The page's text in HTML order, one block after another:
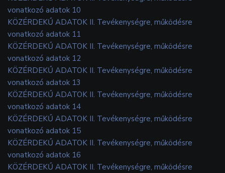
vonatkozó adatok 10
KÖZÉRDEKŰ ADATOK II. Tevékenységre, működésre
vonatkozó adatok 11
KÖZÉRDEKŰ ADATOK II. Tevékenységre, működésre
vonatkozó adatok 12
KÖZÉRDEKŰ ADATOK II. Tevékenységre, működésre
vonatkozó adatok 13
KÖZÉRDEKŰ ADATOK II. Tevékenységre, működésre
vonatkozó adatok 14
KÖZÉRDEKŰ ADATOK II. Tevékenységre, működésre
vonatkozó adatok 15
KÖZÉRDEKŰ ADATOK II. Tevékenységre, működésre
vonatkozó adatok 16
KÖZÉRDEKŰ ADATOK II. Tevékenységre, működésre